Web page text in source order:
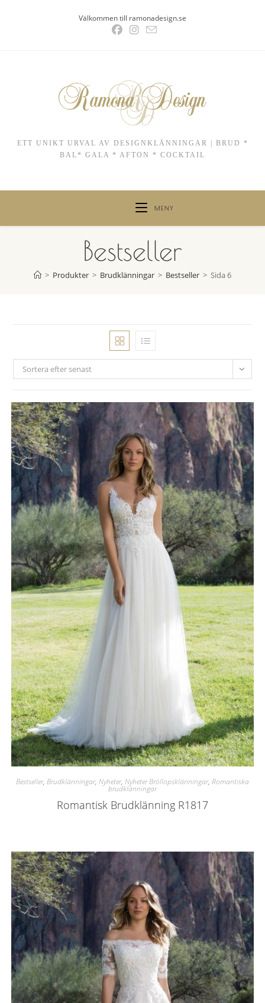
Välkommen till ramonadesign.se
ETT UNIKT URVAL AV DESIGNKLÄNNINGAR | BRUD *
BAL* GALA * AFTON * COCKTAIL
MENY
Bestseller
> Produkter > Brudklänningar > Bestseller > Sida 6
Sortera efter senast
Bestseller, Brudklänningar, Nyheter, Nyheter Bröllopsklänningar, Romantiska
brudklänningar
Romantisk Brudklänning R1817